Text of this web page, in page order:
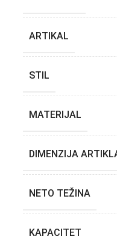
ARTIKAL
STIL
MATERIJAL
DIMENZIJA
NETO TEŽINA
KAPACITET